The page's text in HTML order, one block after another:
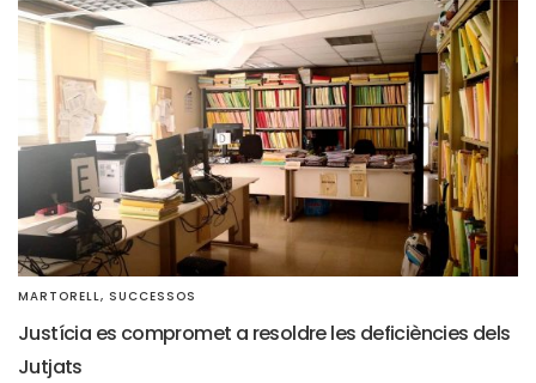
MARTORELL, SUCCESSOS
Justícia es compromet a resoldre les deficiències dels
Jutjats